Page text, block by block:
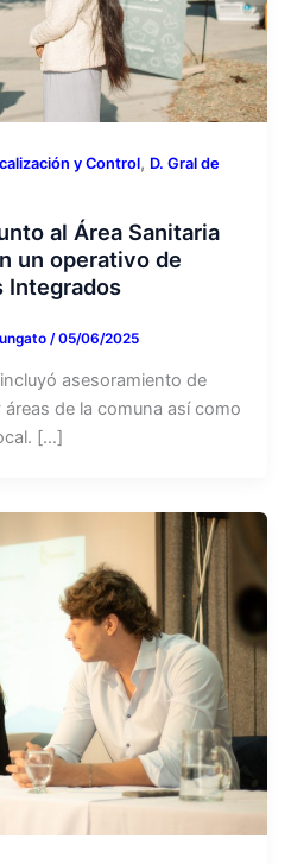
y Control, D. Gral de
al Área Sanitaria
un operativo de
Integrados
/05/06/2025
asesoramiento de
de la comuna así como
[…]